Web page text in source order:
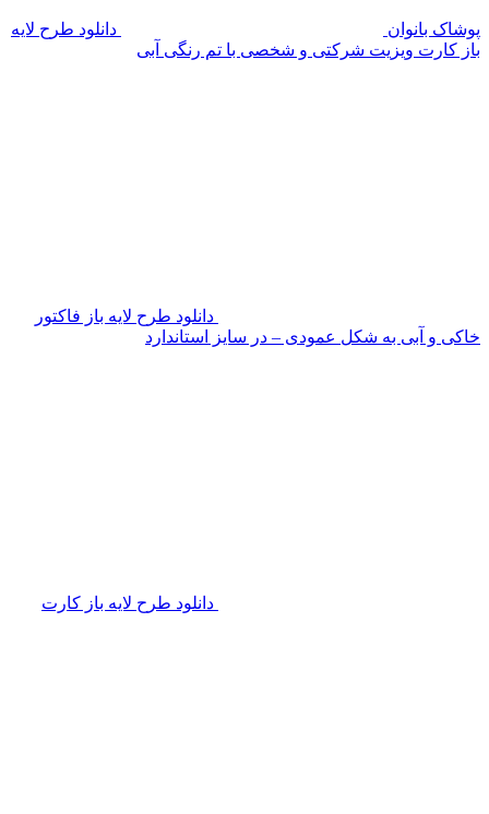
پوشاک بانوان
دانلود طرح لایه
باز کارت ویزیت شرکتی و شخصی با تم رنگی آبی
دانلود طرح لایه باز فاکتور
خاکی و آبی به شکل عمودی – در سایز استاندارد
دانلود طرح لایه باز کارت